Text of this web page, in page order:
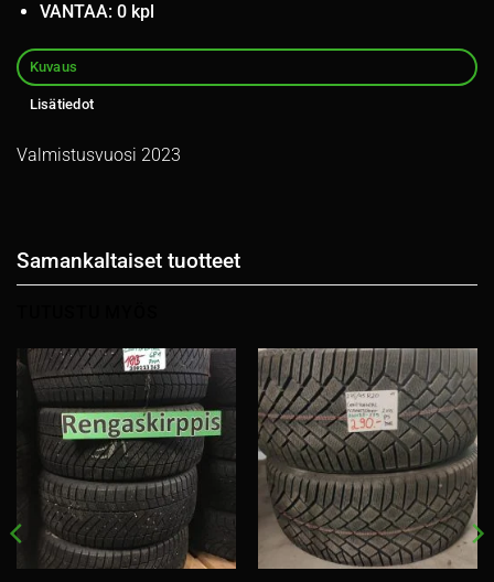
VANTAA: 0 kpl
Kuvaus
Lisätiedot
Valmistusvuosi 2023
Samankaltaiset tuotteet